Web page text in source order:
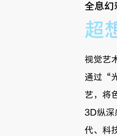
全息幻
超
视觉艺
通过“
艺，将
3D纵
代、科